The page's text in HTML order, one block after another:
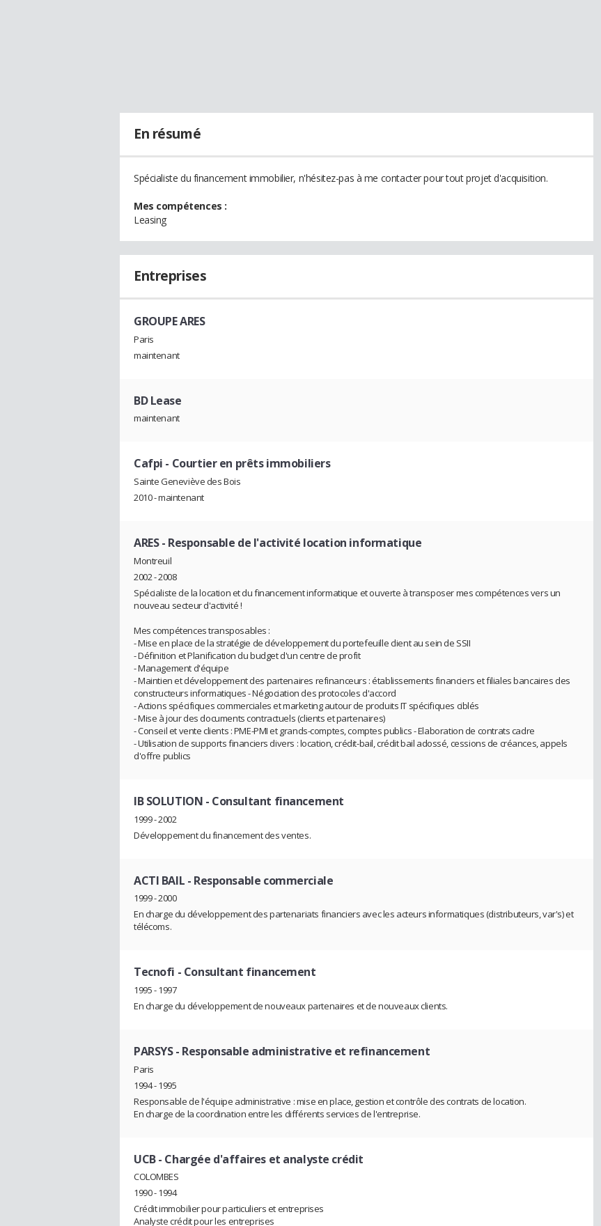
En résumé
Spécialiste du financement immobilier, n'hésitez-pas à me contacter pour tout projet d'acquisition.
Mes compétences :
Leasing
Entreprises
GROUPE ARES
Paris
maintenant
BD Lease
maintenant
Cafpi - Courtier en prêts immobiliers
Sainte Geneviève des Bois
2010 - maintenant
ARES- Responsable de l'activité location informatique
Montreuil
2002 - 2008
Spécialiste de la location et du financement informatique et ouverte à transposer mes compétences vers un
nouveau secteur d'activité !
Mes compétences transposables :
- Mise en place de la stratégie de développement du portefeuille client au sein de SSII
- Définition et Planification du budget d'un centre de profit
- Management d'équipe
- Maintien et développement des partenaires refinanceurs : établissements financiers et filiales bancaires des
constructeurs informatiques - Négociation des protocoles d'accord
- Actions spécifiques commerciales et marketing autour de produits IT spécifiques ciblés
- Mise à jour des documents contractuels (clients et partenaires)
- Conseil et vente clients : PME-PMI et grands-comptes, comptes publics - Elaboration de contrats cadre
- Utilisation de supports financiers divers : location, crédit-bail, crédit bail adossé, cessions de créances, appels
d'offre publics
IB SOLUTION - Consultant financement
1999 - 2002
Développement du financement des ventes.
ACTI BAIL - Responsable commerciale
1999 - 2000
En charge du développement des partenariats financiers avec les acteurs informatiques (distributeurs, var's) et
télécoms.
Tecnofi - Consultant financement
1995 - 1997
En charge du développement de nouveaux partenaires et de nouveaux clients.
PARSYS- Responsable administrative et refinancement
Paris
1994 - 1995
Responsable de l'équipe administrative : mise en place, gestion et contrôle des contrats de location.
En charge de la coordination entre les différents services de l'entreprise.
UCB- Chargée d'affaires et analyste crédit
COLOMBES
1990 - 1994
Crédit immobilier pour particuliers et entreprises
Analyste crédit pour les entreprises